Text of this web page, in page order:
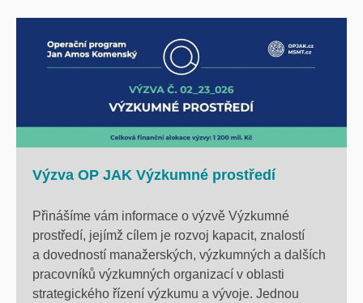
Výzva OP JAK Výzkumné prostředí
Přinášíme vám informace o výzvě Výzkumné
prostředí, jejímž cílem je rozvoj kapacit, znalostí
a dovedností manažerských, výzkumných a dalších
pracovníků výzkumných organizací v oblasti
strategického řízení výzkumu a vývoje. Jednou